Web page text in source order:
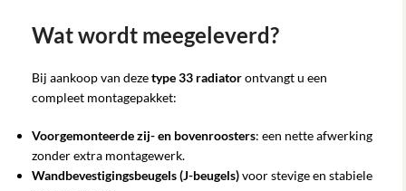
Wat wordt meegeleverd?
Bij aankoop van dezetype 33 radiatorontvangt u een
compleet montagepakket:
Voorgemonteerde zij- en bovenroosters: een nette afwerking
zonder extra montagewerk.
Wandbevestigingsbeugels (J-beugels)voor stevige en stabiele